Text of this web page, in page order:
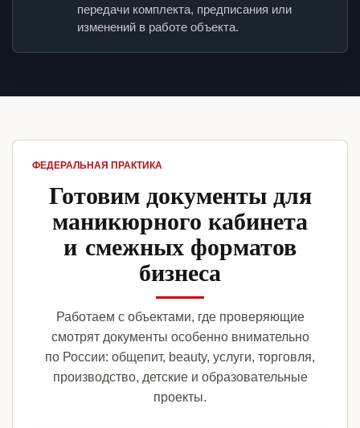
передачи комплекта, предписания или
изменений в работе объекта.
ФЕДЕРАЛЬНАЯ ПРАКТИКА
Готовим документы для
маникюрного кабинета
и смежных форматов
бизнеса
Работаем с объектами, где проверяющие
смотрят документы особенно внимательно
по России: общепит, beauty, услуги, торговля,
производство, детские и образовательные
проекты.